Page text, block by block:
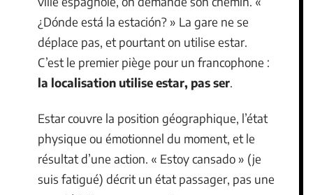
¿Dónde está la estación? » La gare ne se
déplace pas, et pourtant on utilise estar.
C’est le premier piège pour un francophone :
la localisation utilise estar, pas ser.
Estar couvre la position géographique, l’état
physique ou émotionnel du moment, et le
résultat d’une action. « Estoy cansado » (je
suis fatigué) décrit un état passager, pas une